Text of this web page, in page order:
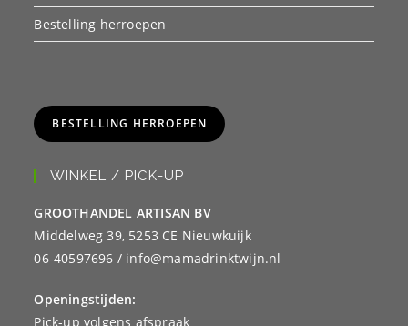
Bestelling herroepen
BESTELLING HERROEPEN
WINKEL / PICK-UP
GROOTHANDEL ARTISAN BV
Middelweg 39, 5253 CE Nieuwkuijk
06-40597696 / info@mamadrinktwijn.nl
Openingstijden:
Pick-up volgens afspraak